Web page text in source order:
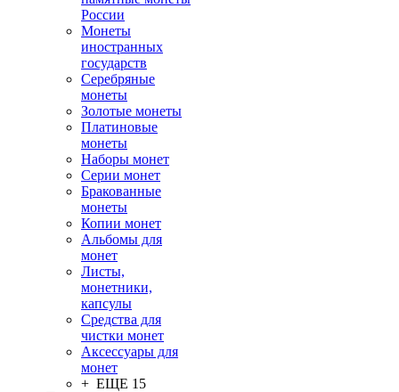
России
Монеты
иностранных
государств
Серебряные
монеты
Золотые монеты
Платиновые
монеты
Наборы монет
Серии монет
Бракованные
монеты
Копии монет
Альбомы для
монет
Листы,
монетники,
капсулы
Средства для
чистки монет
Аксессуары для
монет
+ ЕЩЕ 15